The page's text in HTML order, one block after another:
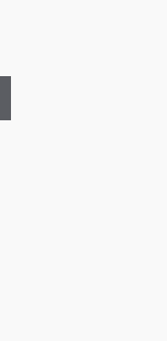
Google maps